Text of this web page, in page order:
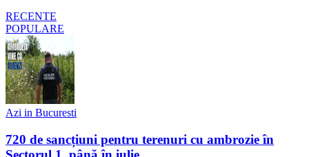
RECENTE
POPULARE
Azi in Bucuresti
720 de sancțiuni pentru terenuri cu ambrozie în